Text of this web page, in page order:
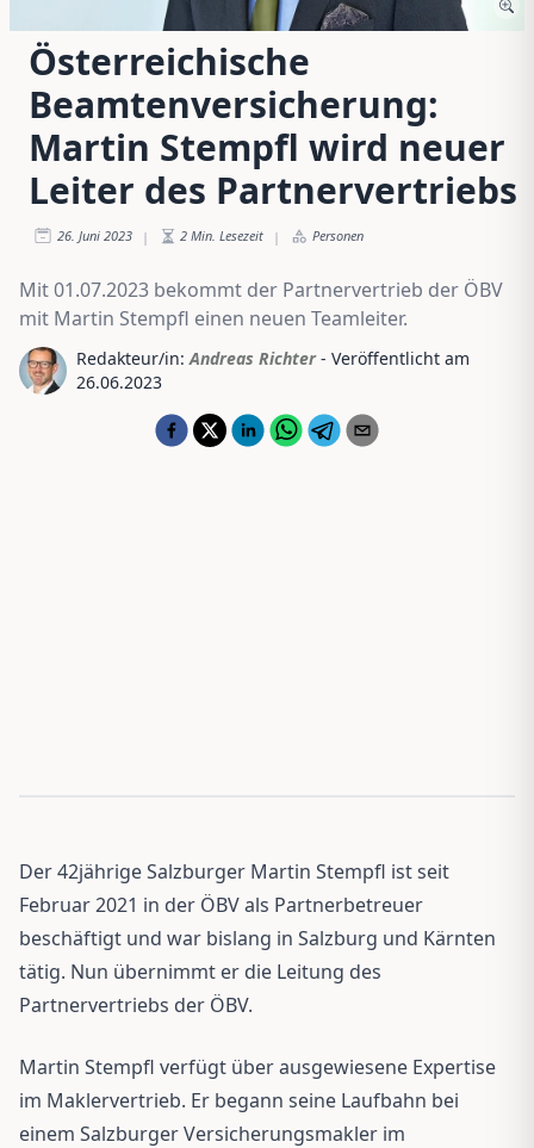
Österreichische
Beamtenversicherung:
Martin Stempfl wird neuer
Leiter des Partnervertriebs
26. Juni 2023 | 2 Min. Lesezeit | Personen
Mit 01.07.2023 bekommt der Partnervertrieb der ÖBV
mit Martin Stempfl einen neuen Teamleiter.
Redakteur/in: Andreas Richter - Veröffentlicht am
26.06.2023
Der 42jährige Salzburger Martin Stempfl ist seit
Februar 2021 in der ÖBV als Partnerbetreuer
beschäftigt und war bislang in Salzburg und Kärnten
tätig. Nun übernimmt er die Leitung des
Partnervertriebs der ÖBV.
Martin Stempfl verfügt über ausgewiesene Expertise
im Maklervertrieb. Er begann seine Laufbahn bei
einem Salzburger Versicherungsmakler im